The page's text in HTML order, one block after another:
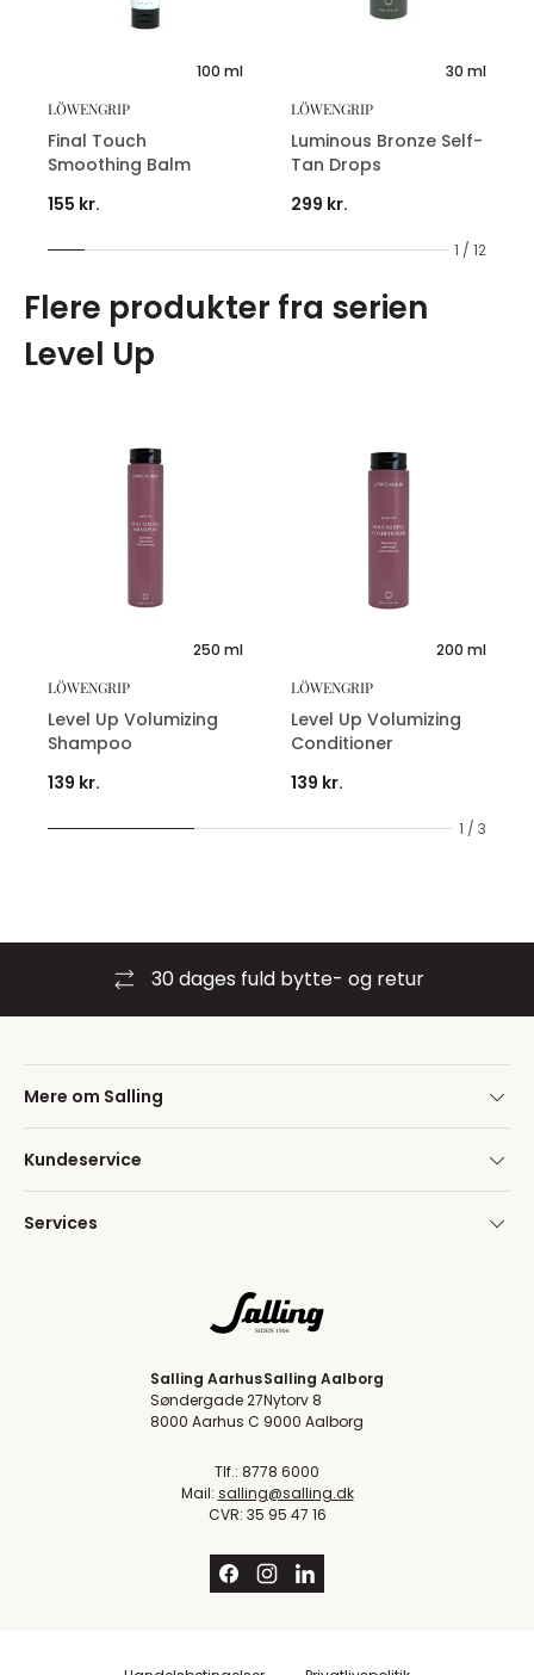
1 / 12
100 ml
LÖWENGRIP
Final Touch
Smoothing Balm
155 kr.
30 ml
LÖWENGRIP
Luminous Bronze Self-
Tan Drops
299 kr.
Flere produkter fra serien
Level Up
1 / 3
250 ml
LÖWENGRIP
Level Up Volumizing
Shampoo
139 kr.
200 ml
LÖWENGRIP
Level Up Volumizing
Conditioner
139 kr.
30 dages fuld bytte- og retur
Mere om Salling
Kundeservice
Services
Salling Aarhus
Søndergade 27
8000 Aarhus C
Salling Aalborg
Nytorv 8
9000 Aalborg
Tlf.: 8778 6000
Mail: salling@salling.dk
CVR: 35 95 47 16